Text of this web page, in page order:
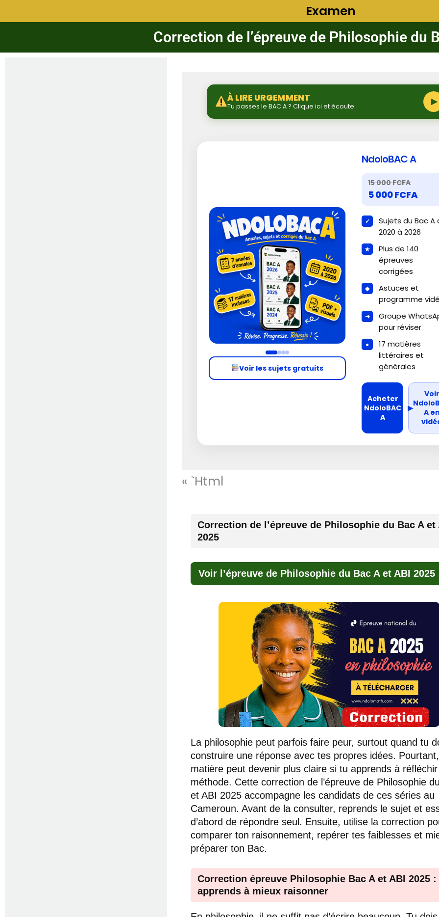
Examen
Correction de l’épreuve de Philosophie du
À LIRE URGEMMENT
Tu passes le BAC A ? Clique ici et écoute. ▶
Voir les sujets gratuits
NdoloBAC A
15 000 FCFA
5 000 FCFA
Sujets du Bac A
2020 à 2026
Plus de 140
épreuves
corrigées
Astuces et
programme
Groupe
pour réviser
17 matières
littéraires et
générales
Acheter
NdoloBAC
A
▶
Voir
A
« `html
Correction de l’épreuve de Philosophie du Bac A et
2025
Voir l’épreuve de Philosophie du Bac A et ABI 2025
La philosophie peut parfois faire peur, surtout quand tu
construire une réponse avec tes propres idées.
matière peut devenir plus claire si tu apprends à
méthode. Cette correction de l’épreuve de Philosophie
et ABI 2025 accompagne les candidats de ces séries au
Cameroun. Avant de la consulter, reprends le sujet et
d’abord de répondre seul. Ensuite, utilise la correction
comparer ton raisonnement, repérer tes faiblesses et
préparer ton Bac.
Correction épreuve Philosophie Bac A et ABI 2025 :
apprends à mieux raisonner